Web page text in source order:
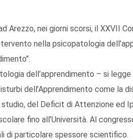
Arezzo, nei giorni scorsi, il XXVII
nella psicopatologia
dell’apprendimento – si
dell’Apprendimento come la
del Deficit di Attenzione ed
fino all’Università. Al
di particolare spessore scientifico.